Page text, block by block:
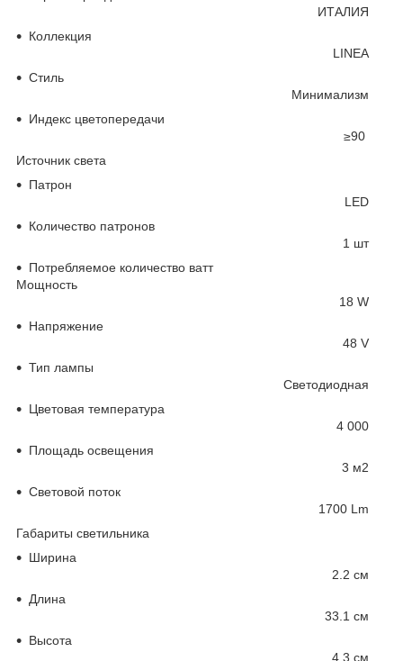
ИТАЛИЯ
Коллекция
LINEA
Стиль
Минимализм
Индекс цветопередачи
≥90
Источник света
Патрон
LED
Количество патронов
1 шт
Потребляемое количество ватт
Мощность
18 W
Напряжение
48 V
Тип лампы
Светодиодная
Цветовая температура
4 000
Площадь освещения
3 м2
Световой поток
1700 Lm
Габариты светильника
Ширина
2.2 см
Длина
33.1 см
Высота
4.3 см